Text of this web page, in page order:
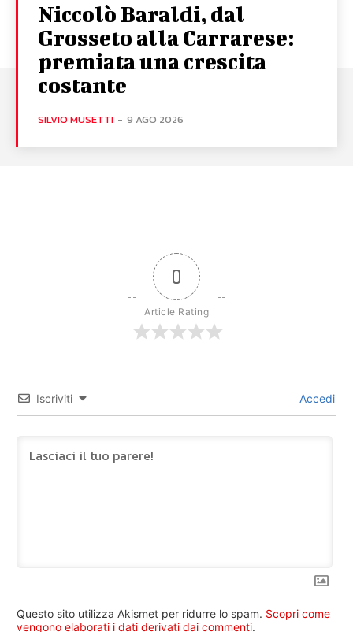
Niccolò Baraldi, dal
Grosseto alla Carrarese:
premiata una crescita
costante
SILVIO MUSETTI - 9 AGO 2026
0
Article Rating
Iscriviti Accedi
Questo sito utilizza Akismet per ridurre lo spam. Scopri come
vengono elaborati i dati derivati dai commenti.